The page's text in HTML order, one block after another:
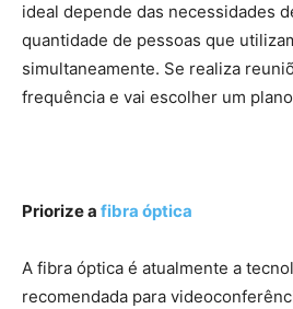
ideal depende das necessidades
quantidade de pessoas que
simultaneamente. Se realiza
frequência e vai escolher um
Priorize a fibra óptica
A fibra óptica é atualmente a
recomendada para